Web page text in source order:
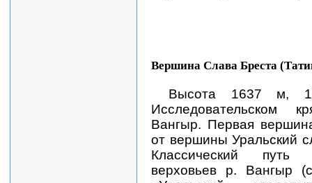
Вершина Слава Бреста
Высота 1637 м,
Исследовательском
Вангыр. Первая
от вершины Уральский
Классический путь
верховьев р. Вангыр